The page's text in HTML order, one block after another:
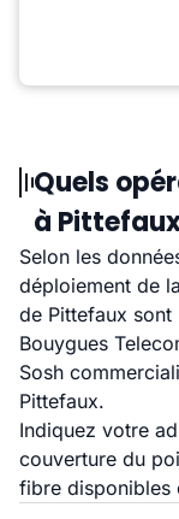
Quels
à
Selon les
déploiement de
de Pittefaux
Bouygues
Sosh
Pittefaux.
Indiquez votre
couverture du
fibre disponibles